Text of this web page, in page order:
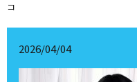
コ
2026/04/04